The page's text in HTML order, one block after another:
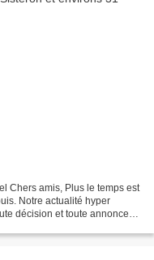
Chers amis, Plus le temps est
Notre actualité hyper
décision et toute annonce